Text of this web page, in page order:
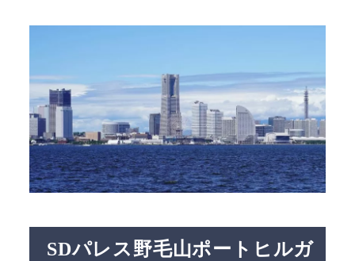
SDパレス野毛山ポートヒルガ